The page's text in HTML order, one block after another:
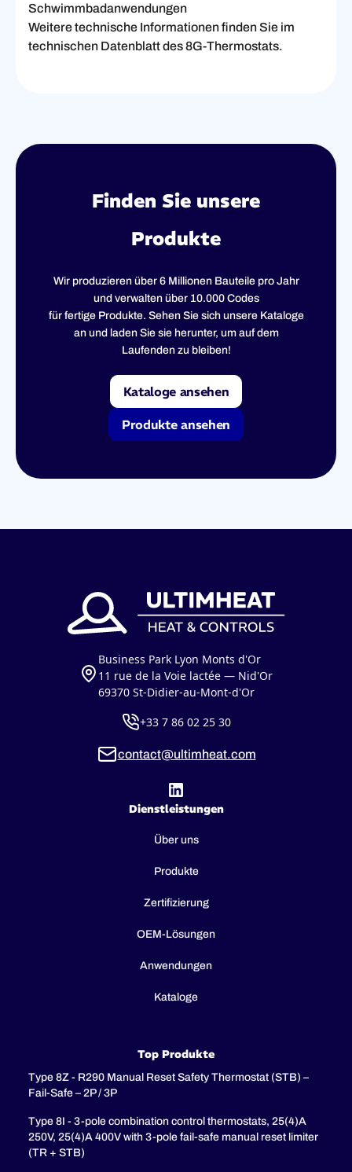
Schwimmbadanwendungen
Weitere technische Informationen finden Sie im
technischen Datenblatt des 8G-Thermostats.
Finden Sie unsere
Produkte
Wir produzieren über 6 Millionen Bauteile pro Jahr
und verwalten über 10.000 Codes
für fertige Produkte. Sehen Sie sich unsere Kataloge
an und laden Sie sie herunter, um auf dem
Laufenden zu bleiben!
Kataloge ansehen
Produkte ansehen
Business Park Lyon Monts d'Or
11 rue de la Voie lactée — Nid'Or
69370 St-Didier-au-Mont-d'Or
+33 7 86 02 25 30
contact@ultimheat.com
Dienstleistungen
Über uns
Produkte
Zertifizierung
OEM-Lösungen
Anwendungen
Kataloge
Top Produkte
Type 8Z - R290 Manual Reset Safety Thermostat (STB) –
Fail-Safe – 2P / 3P
Type 8I - 3-pole combination control thermostats, 25(4)A
250V, 25(4)A 400V with 3-pole fail-safe manual reset limiter
(TR + STB)